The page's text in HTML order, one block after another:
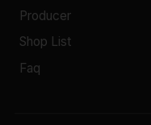
Producer
Shop List
Faq